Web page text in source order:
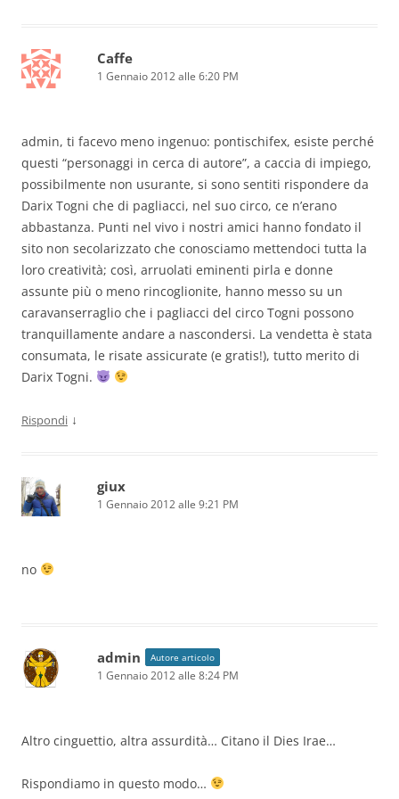
Caffe
1 Gennaio 2012 alle 6:20 PM
admin, ti facevo meno ingenuo: pontischifex, esiste perché
questi “personaggi in cerca di autore”, a caccia di impiego,
possibilmente non usurante, si sono sentiti rispondere da
Darix Togni che di pagliacci, nel suo circo, ce n’erano
abbastanza. Punti nel vivo i nostri amici hanno fondato il
sito non secolarizzato che conosciamo mettendoci tutta la
loro creatività; così, arruolati eminenti pirla e donne
assunte più o meno rincoglionite, hanno messo su un
caravanserraglio che i pagliacci del circo Togni possono
tranquillamente andare a nascondersi. La vendetta è stata
consumata, le risate assicurate (e gratis!), tutto merito di
Darix Togni.
Rispondi ↓
giux
1 Gennaio 2012 alle 9:21 PM
no
admin Autore articolo
1 Gennaio 2012 alle 8:24 PM
Altro cinguettio, altra assurdità… Citano il Dies Irae…
Rispondiamo in questo modo…